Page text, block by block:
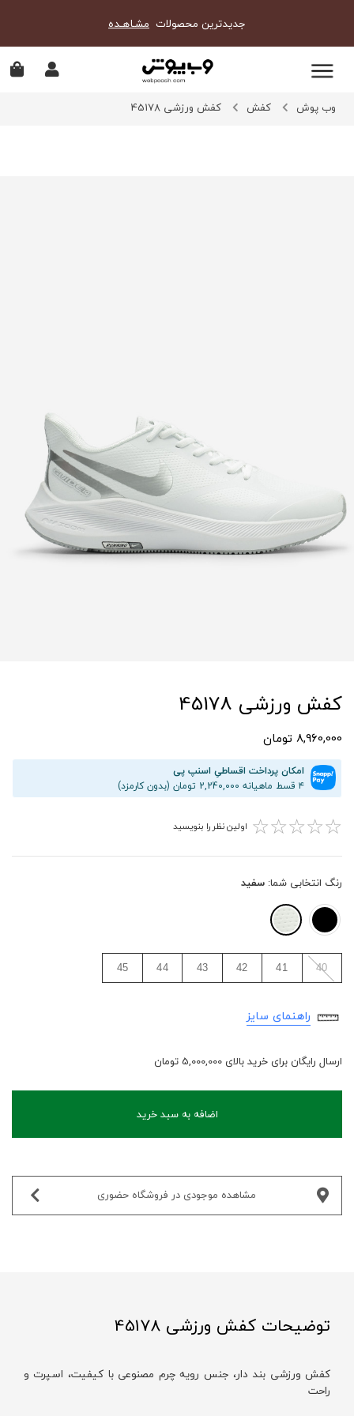
جدیدترین محصولات مشـاهـده
وب پوش کفش کفش ورزشی 45178
کفش ورزشی 45178
8,960,000 تومان
امکان پرداخت اقساطیِ اسنپ پی
۴ قسط ماهیانه 2,240,000 تومان (بدون کارمزد)
☆
☆
☆
☆
☆ اولین نظر را بنویسید
رنگ انتخابی شما: سفید
40
41
42
43
44
45
راهنمای سایز
ارسال رایگان برای خرید بالای 5,000,000 تومان
اضافه به سبد خرید
مشاهده موجودی در فروشگاه حضوری‌
توضیحات کفش ورزشی 45178
کفش ورزشی بند‌ دار، جنس رویه چرم مصنوعی با کیفیت، اسپرت و
راحت